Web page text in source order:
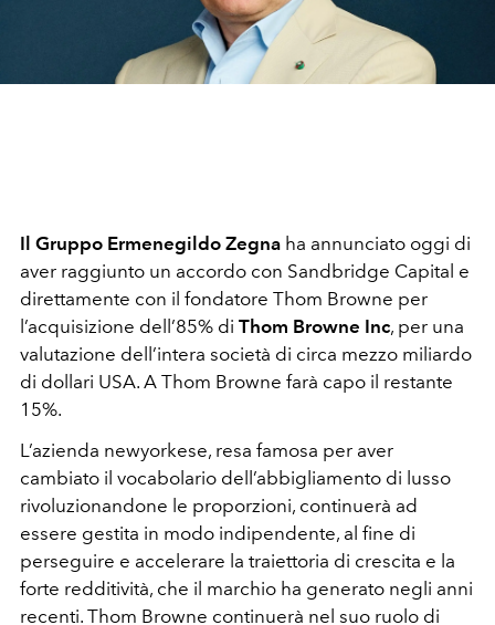
Il Gruppo Ermenegildo Zegna ha annunciato oggi di
aver raggiunto un accordo con Sandbridge Capital e
direttamente con il fondatore Thom Browne per
l’acquisizione dell’85% di Thom Browne Inc, per una
valutazione dell’intera società di circa mezzo miliardo
di dollari USA. A Thom Browne farà capo il restante
15%.
L’azienda newyorkese, resa famosa per aver
cambiato il vocabolario dell’abbigliamento di lusso
rivoluzionandone le proporzioni, continuerà ad
essere gestita in modo indipendente, al fine di
perseguire e accelerare la traiettoria di crescita e la
forte redditività, che il marchio ha generato negli anni
recenti. Thom Browne continuerà nel suo ruolo di